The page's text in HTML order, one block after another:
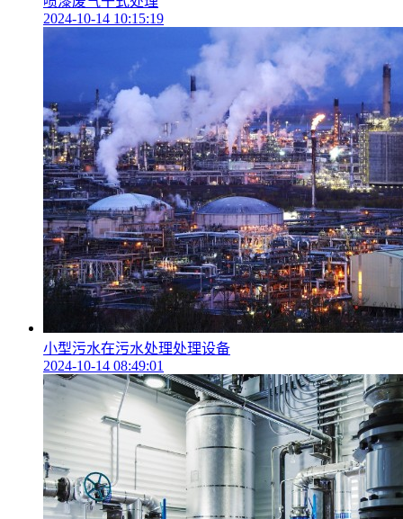
2024-10-14 10:15:19
小型污水在污水处理处理设备
2024-10-14 08:49:01